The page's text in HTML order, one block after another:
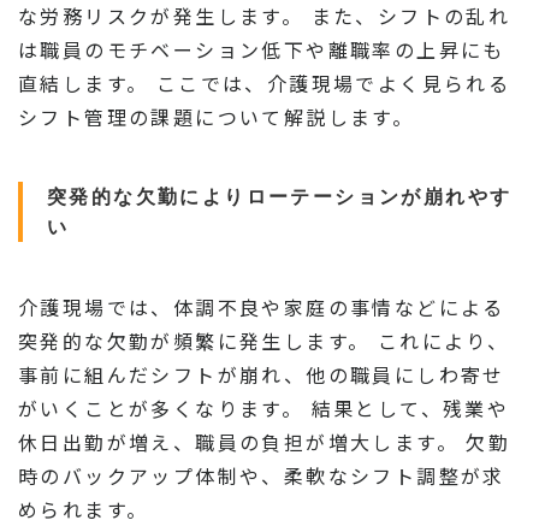
な労務リスクが発生します。 また、シフトの乱れ
は職員のモチベーション低下や離職率の上昇にも
直結します。 ここでは、介護現場でよく見られる
シフト管理の課題について解説します。
突発的な欠勤によりローテーションが崩れやす
い
介護現場では、体調不良や家庭の事情などによる
突発的な欠勤が頻繁に発生します。 これにより、
事前に組んだシフトが崩れ、他の職員にしわ寄せ
がいくことが多くなります。 結果として、残業や
休日出勤が増え、職員の負担が増大します。 欠勤
時のバックアップ体制や、柔軟なシフト調整が求
められます。